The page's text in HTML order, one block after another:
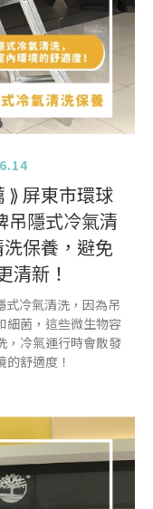
⟫ 屏東市環球
吊隱式冷氣清
保養，避免
清新！
冷氣清洗，因為吊
細菌，這些微生物容
，冷氣運行時會散發
舒適度！